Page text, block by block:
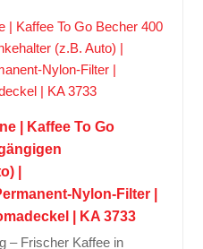
| Kaffee To Go
|
Nylon-Filter |
| KA 3733
– Frischer Kaffee in